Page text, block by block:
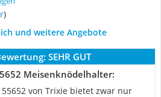
)
und weitere Angebote
SEHR GUT
Meisenknödelhalter:
von Trixie bietet zwar nur